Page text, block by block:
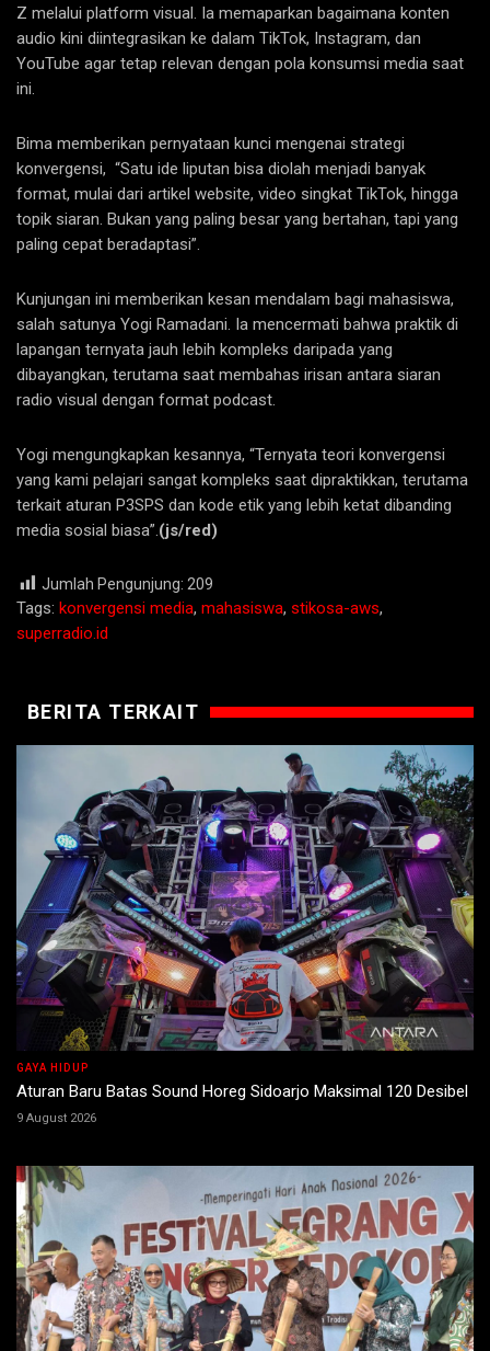
Z melalui platform visual. Ia memaparkan bagaimana konten
audio kini diintegrasikan ke dalam TikTok, Instagram, dan
YouTube agar tetap relevan dengan pola konsumsi media saat
ini.
Bima memberikan pernyataan kunci mengenai strategi
konvergensi, “Satu ide liputan bisa diolah menjadi banyak
format, mulai dari artikel website, video singkat TikTok, hingga
topik siaran. Bukan yang paling besar yang bertahan, tapi yang
paling cepat beradaptasi”.
Kunjungan ini memberikan kesan mendalam bagi mahasiswa,
salah satunya Yogi Ramadani. Ia mencermati bahwa praktik di
lapangan ternyata jauh lebih kompleks daripada yang
dibayangkan, terutama saat membahas irisan antara siaran
radio visual dengan format podcast.
Yogi mengungkapkan kesannya, “Ternyata teori konvergensi
yang kami pelajari sangat kompleks saat dipraktikkan, terutama
terkait aturan P3SPS dan kode etik yang lebih ketat dibanding
media sosial biasa”.(js/red)
Jumlah Pengunjung: 209
Tags: konvergensi media, mahasiswa, stikosa-aws,
superradio.id
BERITA TERKAIT
GAYA HIDUP
Aturan Baru Batas Sound Horeg Sidoarjo Maksimal 120 Desibel
9 August 2026